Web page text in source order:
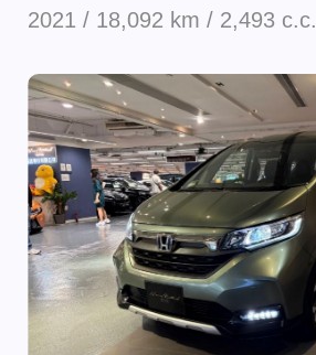
2021 / 18,092 km / 2,493 c.c.